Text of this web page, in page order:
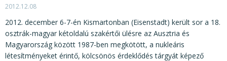
NYOMTATVÁNYOK, SZOFTVEREK
E-ÜGYINTÉZÉS
2012.12.08
2012. december 6-7-én Kismartonban (Eisenstadt) került sor a 18.
osztrák-magyar kétoldalú szakértői ülésre az Ausztria és
Magyarország között 1987-ben megkötött, a nukleáris
létesítményeket érintő, kölcsönös érdeklődés tárgyát képező